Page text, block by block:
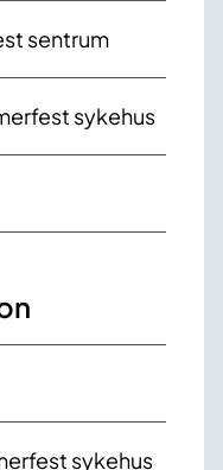
sentrum
sykehus
sykehus